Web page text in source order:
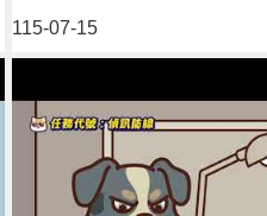
115-07-15